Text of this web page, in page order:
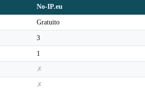
No-IP.eu
Gratuito
3
1
✗
✗